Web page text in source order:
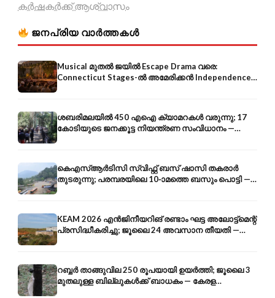
കർഷകർക്ക് ആശ്വാസം
ജനപ്രിയ വാർത്തകൾ
Musical മുതൽ ജയിൽ Escape Drama വരെ:
Connecticut Stages-ൽ അമേരിക്കൻ Independence-
ന്റെ 250-ആം വാർഷികം
ശബരിമലയിൽ 450 എഐ ക്യാമറകൾ വരുന്നു; 17
കോടിയുടെ ജനക്കൂട്ട നിയന്ത്രണ സംവിധാനം —
എരുമേലി മുതൽ പമ്പ വരെ
കെഎസ്ആർടിസി സ്വിഫ്റ്റ് ബസ് ഷാസി തകരാർ
തുടരുന്നു; പരമ്പരയിലെ 10-ാമത്തെ ബസും പൊട്ടി —
സുരക്ഷാ ആശങ്ക
KEAM 2026 എൻജിനീയറിങ് രണ്ടാം ഘട്ട അലോട്ട്മെന്റ്
പ്രസിദ്ധീകരിച്ചു; ജൂലൈ 24 അവസാന തീയതി —
അറിയേണ്ടതെല്ലാം
റബ്ബർ താങ്ങുവില 250 രൂപയായി ഉയർത്തി; ജൂലൈ 3
മുതലുള്ള ബില്ലുകൾക്ക് ബാധകം — കേരള
കർഷകർക്ക് ആശ്വാസം